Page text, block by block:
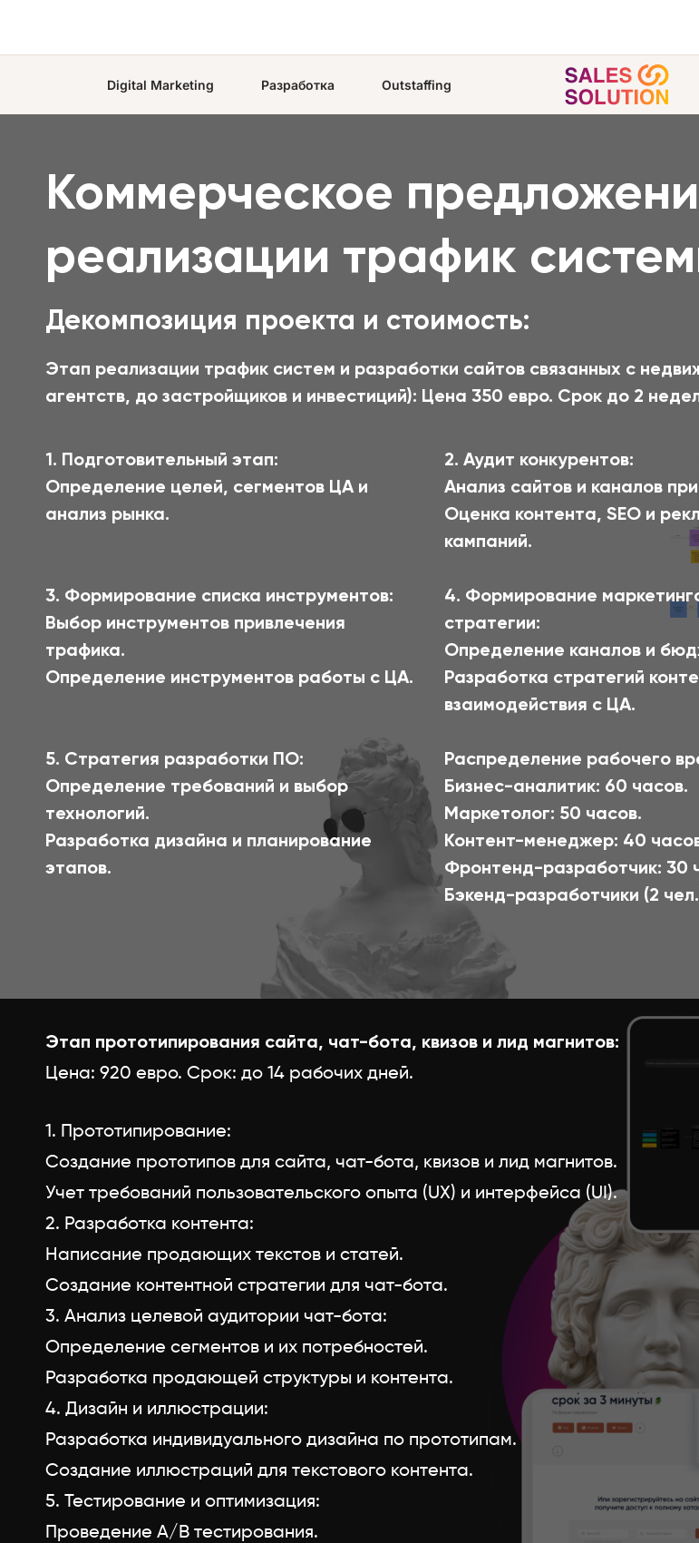
Digital Marketing Разработка Outstaffing
Коммерческое
реализации трафик
Декомпозиция проекта и стоимость:
Этап реализации трафик систем и разработки сайтов связанных с
агентств, до застройщиков и инвестиций): Цена 350 евро. Срок до 2
1. Подготовительный этап:
Определение целей, сегментов ЦА и
анализ рынка.
2. Аудит конкурентов:
Анализ сайтов и каналов
Оценка контента, SEO и
кампаний.
3. Формирование списка инструментов:
Выбор инструментов привлечения
трафика.
Определение инструментов работы с ЦА.
4. Формирование
стратегии:
Определение каналов и
Разработка стратегий
взаимодействия с ЦА.
5. Стратегия разработки ПО:
Определение требований и выбор
технологий.
Разработка дизайна и планирование
этапов.
Распределение рабочего
Бизнес-аналитик: 60 часов.
Маркетолог: 50 часов.
Контент-менеджер: 40
Фронтенд-разработчик: 30
Бэкенд-разработчики (2
Этап прототипирования сайта, чат-бота, квизов и лид магнитов:
Цена: 920 евро. Срок: до 14 рабочих дней.
1. Прототипирование:
Создание прототипов для сайта, чат-бота, квизов и лид магнитов.
Учет требований пользовательского опыта (UX) и интерфейса (UI).
2. Разработка контента:
Написание продающих текстов и статей.
Создание контентной стратегии для чат-бота.
3. Анализ целевой аудитории чат-бота:
Определение сегментов и их потребностей.
Разработка продающей структуры и контента.
4. Дизайн и иллюстрации:
Разработка индивидуального дизайна по прототипам.
Создание иллюстраций для текстового контента.
5. Тестирование и оптимизация:
Проведение A/B тестирования.